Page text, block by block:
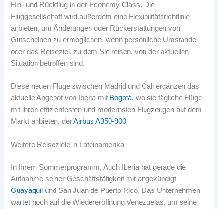
Hin- und Rückflug in der Economy Class. Die
Fluggesellschaft wird außerdem eine Flexibilitätsrichtlinie
anbieten, um Änderungen oder Rückerstattungen von
Gutscheinen zu ermöglichen, wenn persönliche Umstände
oder das Reiseziel, zu dem Sie reisen, von der aktuellen
Situation betroffen sind.
Diese neuen Flüge zwischen Madrid und Cali ergänzen das
aktuelle Angebot von Iberia mit Bogotá, wo sie tägliche Flüge
mit ihren effizientesten und modernsten Flugzeugen auf dem
Markt anbieten, derAirbus A350-900.
Weitere Reiseziele in Lateinamerika
In Ihrem Sommerprogramm, Auch Iberia hat gerade die
Aufnahme seiner Geschäftstätigkeit mit angekündigt
Guayaquil und San Juan de Puerto Rico. Das Unternehmen
wartet noch auf die Wiedereröffnung Venezuelas, um seine